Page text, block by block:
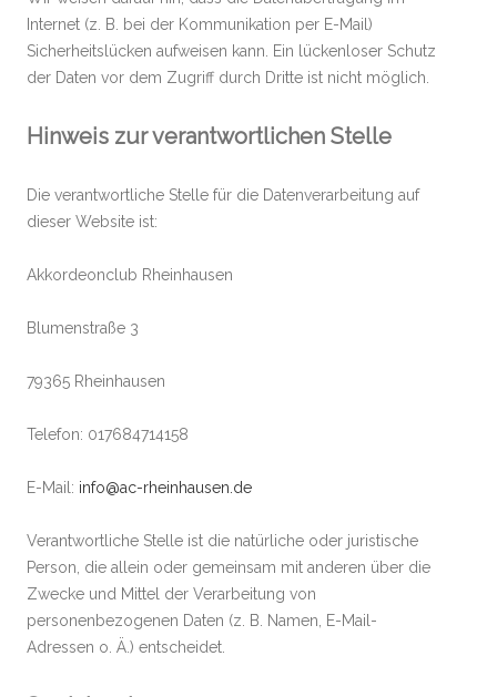
Internet (z. B. bei der Kommunikation per E-Mail)
Sicherheitslücken aufweisen kann. Ein lückenloser Schutz
der Daten vor dem Zugriff durch Dritte ist nicht möglich.
Hinweis zur verantwortlichen Stelle
Die verantwortliche Stelle für die Datenverarbeitung auf
dieser Website ist:
Akkordeonclub Rheinhausen
Blumenstraße 3
79365 Rheinhausen
Telefon: 017684714158
E-Mail: info@ac-rheinhausen.de
Verantwortliche Stelle ist die natürliche oder juristische
Person, die allein oder gemeinsam mit anderen über die
Zwecke und Mittel der Verarbeitung von
personenbezogenen Daten (z. B. Namen, E-Mail-
Adressen o. Ä.) entscheidet.